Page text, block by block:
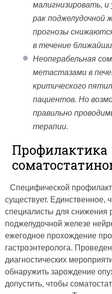
малигнизировать,
рак поджелудочной
прогнозы
в течение
Неоперабельная
метастазами в
критического
пациентов. Но
правильно
терапии.
Профилактика
Специфической
существует. Единственное,
специалисты для снижения
поджелудочной железе
ежегодное прохождение
гастроэнтеролога.
диагностических
обнаружить зарождение
допустить, чтобы